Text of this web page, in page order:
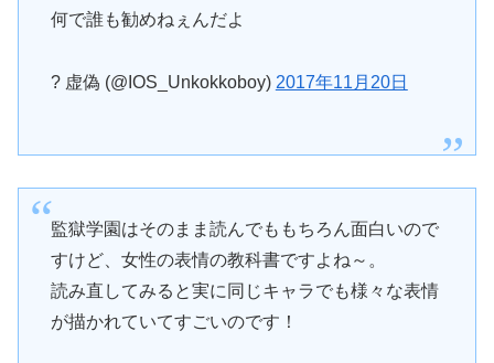
何で誰も勧めねぇんだよ
? 虚偽 (@IOS_Unkokkoboy) 2017年11月20日
監獄学園はそのまま読んでももちろん面白いので
すけど、女性の表情の教科書ですよね～。
読み直してみると実に同じキャラでも様々な表情
が描かれていてすごいのです！